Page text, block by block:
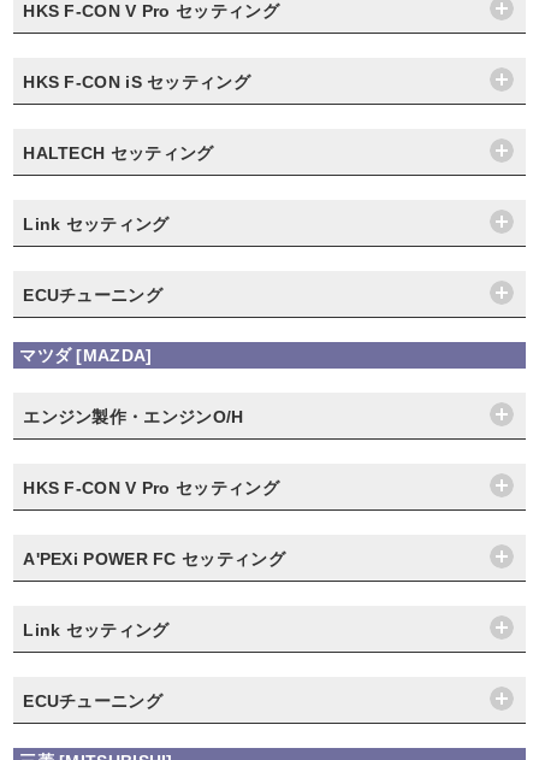
HKS F-CON V Pro セッティング
HKS F-CON iS セッティング
HALTECH セッティング
Link セッティング
ECUチューニング
マツダ [MAZDA]
エンジン製作・エンジンO/H
HKS F-CON V Pro セッティング
A'PEXi POWER FC セッティング
Link セッティング
ECUチューニング